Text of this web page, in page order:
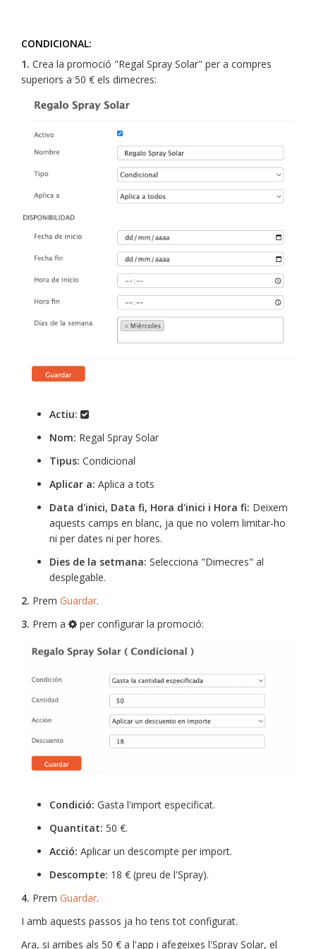
CONDICIONAL:
1. Crea la promoció "Regal Spray Solar" per a compres
superiors a 50 € els dimecres:
Actiu:
Nom: Regal Spray Solar
Tipus: Condicional
Aplicar a: Aplica a tots
Data d'inici, Data fi, Hora d'inici i Hora fi: Deixem
aquests camps en blanc, ja que no volem limitar-ho
ni per dates ni per hores.
Dies de la setmana: Selecciona "Dimecres" al
desplegable.
2. Prem Guardar.
3. Prem a per configurar la promoció:
Condició: Gasta l'import especificat.
Quantitat: 50 €.
Acció: Aplicar un descompte per import.
Descompte: 18 € (preu de l'Spray).
4. Prem Guardar.
I amb aquests passos ja ho tens tot configurat.
Ara, si arribes als 50 € a l'app i afegeixes l'Spray Solar, el